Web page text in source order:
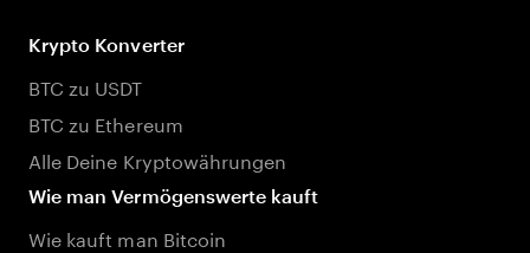
Krypto Konverter
BTC zu USDT
BTC zu Ethereum
Alle Deine Kryptowährungen
Wie man Vermögenswerte kauft
Wie kauft man Bitcoin